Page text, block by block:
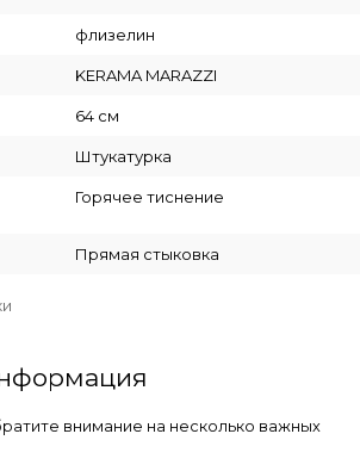
флизелин
KERAMA MARAZZI
64 см
Штукатурка
Горячее тиснение
Прямая стыковка
внимание на несколько важных